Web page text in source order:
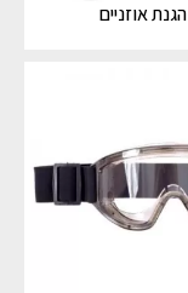
הגנת אוזניים